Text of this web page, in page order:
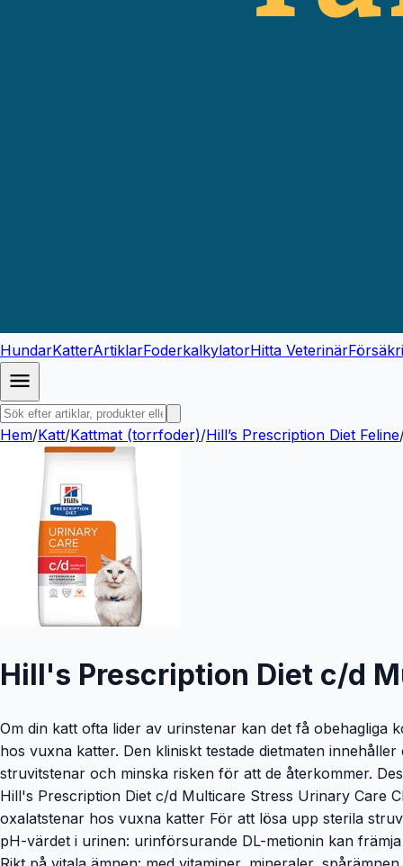
HundarKatterArtiklarFoderkalkylatorHitta Veterinär
Hem/Katt/Kattmat (torrfoder)/Hill’s Prescription Diet Feline
Hill's Prescription Diet c/d
Om din katt ofta lider av urinstenar kan det få
hos vuxna katter. Den kliniskt testade dietmaten
struvitstenar och minska risken för att de återkommer.
Hill's Prescription Diet c/d Multicare Stress Urinary Care
oxalatstenar hos vuxna katter För att lösa upp sterila
pH-värdet i urinen: urinförsurande DL-metionin kan